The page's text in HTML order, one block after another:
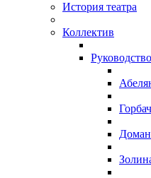
История театра
Коллектив
Руководство